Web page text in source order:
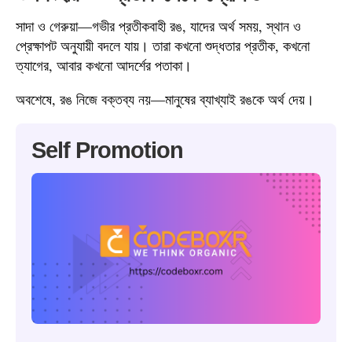
সাদা ও গেরুয়া—গভীর প্রতীকবাহী রঙ, যাদের অর্থ সময়, স্থান ও
প্রেক্ষাপট অনুযায়ী বদলে যায়। তারা কখনো শুদ্ধতার প্রতীক, কখনো
ত্যাগের, আবার কখনো আদর্শের পতাকা।
অবশেষে, রঙ নিজে বক্তব্য নয়—মানুষের ব্যাখ্যাই রঙকে অর্থ দেয়।
Self Promotion